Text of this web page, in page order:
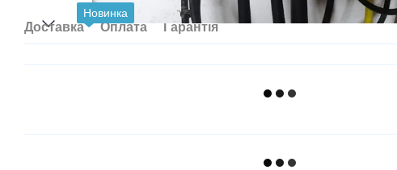
Новинка
Доставка Оплата Гарантія